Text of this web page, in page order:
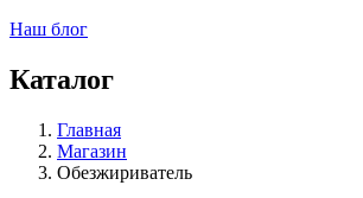
Наш блог
Каталог
Главная
Магазин
Обезжириватель